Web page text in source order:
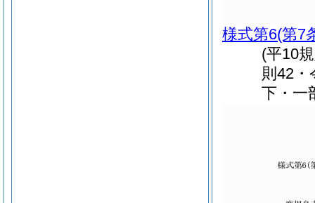
様式第6(第7
(平10
則42・
下・一